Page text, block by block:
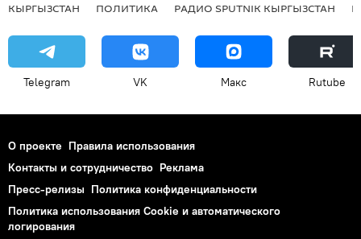
КЫРГЫЗСТАН ПОЛИТИКА РАДИО SPUTNIK КЫРГЫЗСТАН
Telegram VK Макс Rutube
О проекте Правила использования
Контакты и сотрудничество Реклама
Пресс-релизы Политика конфиденциальности
Политика использования Cookie и автоматического
логирования